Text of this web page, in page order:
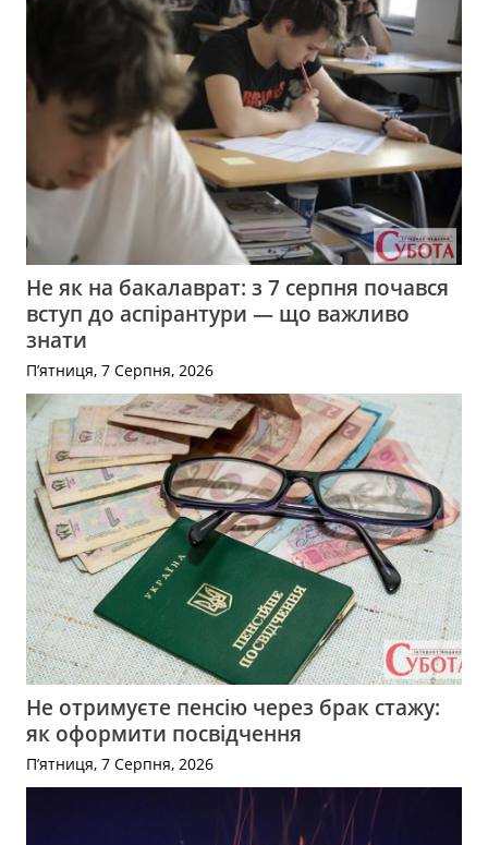
Не як на бакалаврат: з 7 серпня почався
вступ до аспірантури — що важливо
знати
П’ятниця, 7 Серпня, 2026
Не отримуєте пенсію через брак стажу:
як оформити посвідчення
П’ятниця, 7 Серпня, 2026